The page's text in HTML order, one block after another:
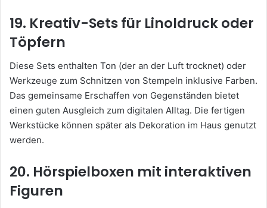
19. Kreativ-Sets für Linoldruck oder
Töpfern
Diese Sets enthalten Ton (der an der Luft trocknet) oder
Werkzeuge zum Schnitzen von Stempeln inklusive Farben.
Das gemeinsame Erschaffen von Gegenständen bietet
einen guten Ausgleich zum digitalen Alltag. Die fertigen
Werkstücke können später als Dekoration im Haus genutzt
werden.
20. Hörspielboxen mit interaktiven
Figuren